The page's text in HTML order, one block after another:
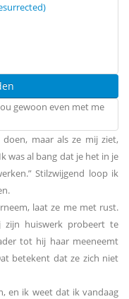
gewoon even met me
maar als ze mij ziet,
was al bang dat je het in je
Stilzwijgend loop ik
laat ze me met rust.
zijn huiswerk probeert te
tot hij haar meeneemt
betekent dat ze zich niet
ik weet dat ik vandaag